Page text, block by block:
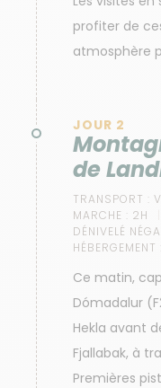
profiter de
atmosphère
JOUR 2
de
TRANSPORT :
MARCHE : 2H
DÉNIVELÉ
HÉBERGEMENT :
Ce matin,
Dómadalur
Hekla avant
Fjallabak, à
Premières